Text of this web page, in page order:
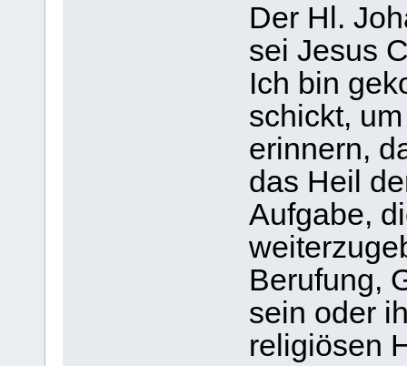
Der Hl.
sei
Ich bin
schickt,
erinnern,
das Heil
Aufgabe,
Berufung,
sein oder
religiösen